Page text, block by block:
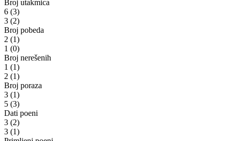
Broj utakmica
6 (3)
3 (2)
Broj pobeda
2 (1)
1 (0)
Broj nerešenih
1 (1)
2 (1)
Broj poraza
3 (1)
5 (3)
Dati poeni
3 (2)
3 (1)